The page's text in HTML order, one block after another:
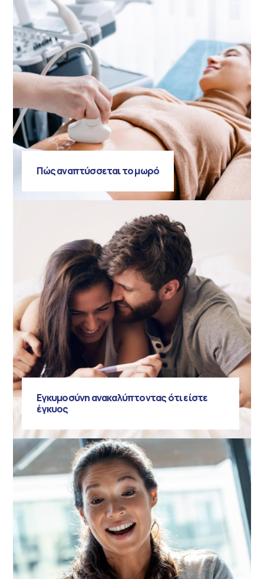
Πώς αναπτύσσεται το μωρό
Εγκυμοσύνη ανακαλύπτοντας ότι είστε
έγκυος